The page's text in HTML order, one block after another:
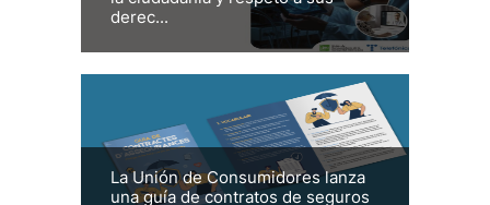
derec...
La Unión de Consumidores lanza
una guía de contratos de seguros